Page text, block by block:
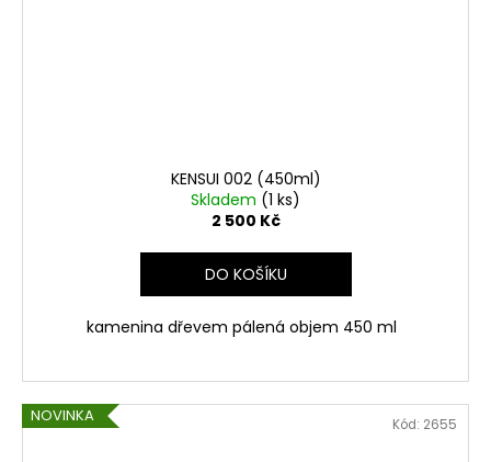
KENSUI 002 (450ml)
Skladem (1 ks)
2 500 Kč
DO KOŠÍKU
kamenina dřevem pálená objem 450 ml
NOVINKA Kód: 2655